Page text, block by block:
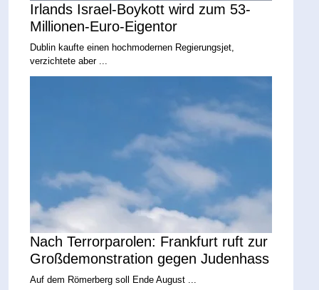
Irlands Israel-Boykott wird zum 53-
Millionen-Euro-Eigentor
Dublin kaufte einen hochmodernen Regierungsjet,
verzichtete aber ...
Nach Terrorparolen: Frankfurt ruft zur
Großdemonstration gegen Judenhass
Auf dem Römerberg soll Ende August ...